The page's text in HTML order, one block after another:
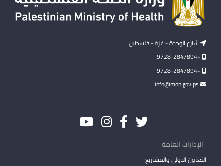
شارع الوحدة - غزة - فلسطين
+9728-2847894
+9728-2847894
الإدارات العامة
التعاون الدولي والمشاريع